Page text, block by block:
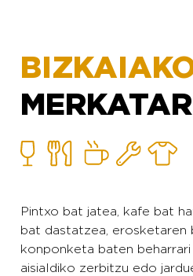
Pintxo bat jatea, kafe bat
bat dastatzea, erosketaren
konponketa baten
aisialdiko zerbitzu edo